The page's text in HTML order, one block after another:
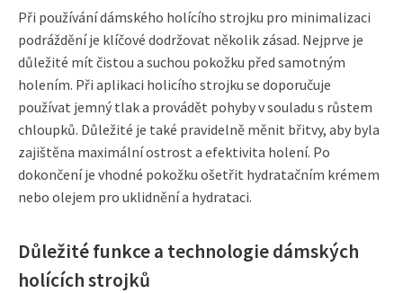
Při používání dámského holícího strojku pro minimalizaci
podráždění je klíčové dodržovat několik zásad. Nejprve je
důležité mít čistou a suchou pokožku před samotným
holením. Při aplikaci holicího strojku se doporučuje
používat jemný tlak a provádět pohyby v souladu s růstem
chloupků. Důležité je také pravidelně měnit břitvy, aby byla
zajištěna maximální ostrost a efektivita holení. Po
dokončení je vhodné pokožku ošetřit hydratačním krémem
nebo olejem pro uklidnění a hydrataci.
Důležité funkce a technologie dámských
holících strojků